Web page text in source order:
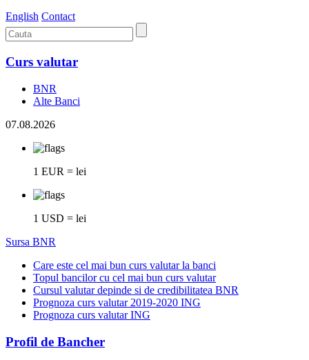
English Contact
Curs valutar
BNR
Alte Banci
07.08.2026
1 EUR = lei
1 USD = lei
Sursa BNR
Care este cel mai bun curs valutar la banci
Topul bancilor cu cel mai bun curs valutar
Cursul valutar depinde si de credibilitatea BNR
Prognoza curs valutar 2019-2020 ING
Prognoza curs valutar ING
Profil de Bancher